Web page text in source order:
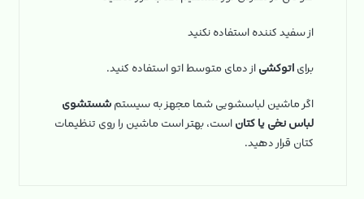
از سفید کننده استفاده نکنید
برایاتوکشیاز دمای متوسط اتو استفاده کنید.
اگر ماشین لباسشویی شما مجهز به سیستمشستشوی
لباس نخی یا کتاناست، بهتر است ماشین را روی تنظیمات
کتان قرار دهید.